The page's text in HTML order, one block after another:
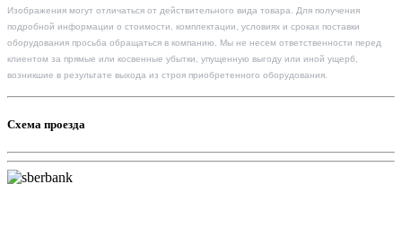
Изображения могут отличаться от действительного вида товара. Для получения
подробной информации о стоимости, комплектации, условиях и сроках поставки
оборудования просьба обращаться в компанию. Мы не несем ответственности перед
клиентом за прямые или косвенные убытки, упущенную выгоду или иной ущерб,
возникшие в результате выхода из строя приобретенного оборудования.
Схема проезда